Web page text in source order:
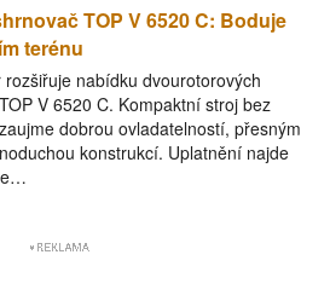
TOP V 6520 C: Boduje
terénu
rozšiřuje nabídku dvourotorových
V 6520 C. Kompaktní stroj bez
dobrou ovladatelností, přesným
konstrukcí. Uplatnění najde